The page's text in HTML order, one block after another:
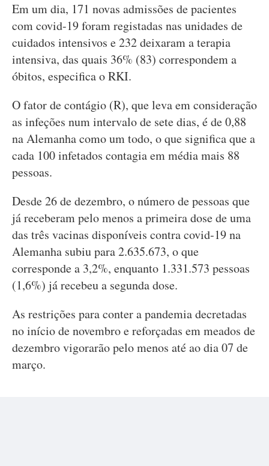
Em um dia, 171 novas admissões de pacientes
com covid-19 foram registadas nas unidades de
cuidados intensivos e 232 deixaram a terapia
intensiva, das quais 36% (83) correspondem a
óbitos, especifica o RKI.
O fator de contágio (R), que leva em consideração
as infeções num intervalo de sete dias, é de 0,88
na Alemanha como um todo, o que significa que a
cada 100 infetados contagia em média mais 88
pessoas.
Desde 26 de dezembro, o número de pessoas que
já receberam pelo menos a primeira dose de uma
das três vacinas disponíveis contra covid-19 na
Alemanha subiu para 2.635.673, o que
corresponde a 3,2%, enquanto 1.331.573 pessoas
(1,6%) já recebeu a segunda dose.
As restrições para conter a pandemia decretadas
no início de novembro e reforçadas em meados de
dezembro vigorarão pelo menos até ao dia 07 de
março.